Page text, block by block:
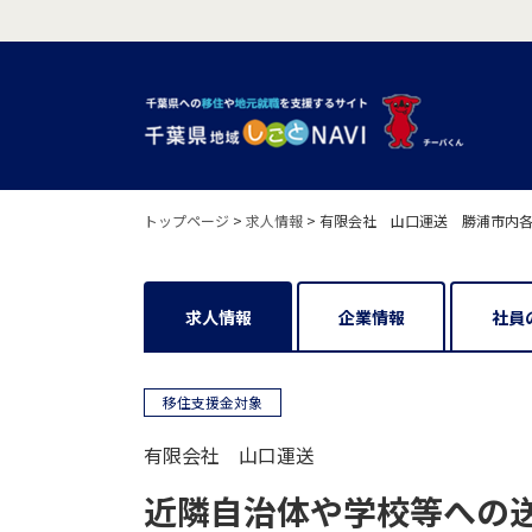
トップページ > 求人情報 > 有限会社 山口運送 勝浦市内各
求人情報 企業情報 社員
移住支援金対象
有限会社 山口運送
近隣自治体や学校等への